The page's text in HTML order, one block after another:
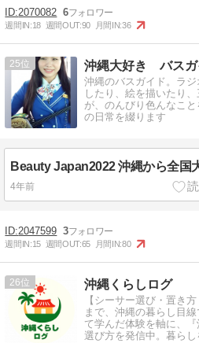
2070082 6
週間IN:18 週間OUT:90 月間IN:36
25 沖縄大好き バスガ
沖縄のバスガイド。ラ
したり、絵を描いたり
が、のんびり色んなこ
の日常を綴ります
Beauty Japan2022 沖縄から全国
4年前
2047599 3
週間IN:15 週間OUT:65 月間IN:80
26 沖縄くらしログ
【シーサー選び・置き
まで、沖縄の暮らし目
て学んだ体験を軸に、
選び方を発信中。暮ら